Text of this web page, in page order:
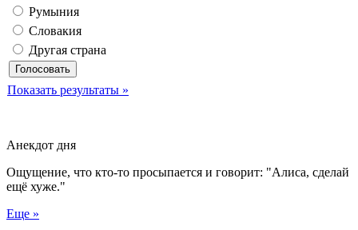
Румыния
Словакия
Другая страна
Показать результаты »
Анекдот дня
Ощущение, что кто-то просыпается и говорит: "Алиса, сделай
ещё хуже."
Еще »